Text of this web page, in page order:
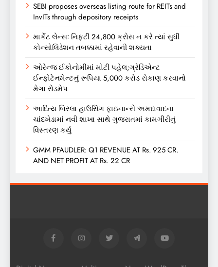
SEBI proposes overseas listing route for REITs and
InvITs through depository receipts
માર્કેટ લેન્સઃ નિફ્ટી 24,800 ક્રોસ ન કરે ત્યાં સુધી
કોન્સોલિડેશન તબક્કામાં રહેવાની શક્યતા
ઓરેન્જ ઈકોનોમીમાં મોટી પહેલ;ગ્રેડિએન્ટ
ઈન્ફોટેનમેન્ટનું રૂપિયા 5,000 કરોડ રોકાણ કરવાનો
મેગા રોડમેપ
આદિત્ય બિરલા હાઉસિંગ ફાઇનાન્સે અમદાવાદના
ચાંદખેડામાં નવી શાખા સાથે ગુજરાતમાં કામગીરીનું
વિસ્તરણ કર્યું
GMM PFAUDLER: Q1 REVENUE AT Rs. 925 CR.
AND NET PROFIT AT Rs. 22 CR